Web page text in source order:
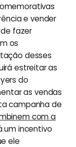
e vender
fazer
os
desses
estreitar as
do
as vendas
campanha de
com a
um incentivo
ele